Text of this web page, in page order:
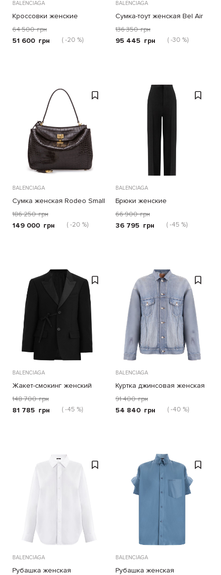
BALENCIAGA
Кроссовки женские
Gradient 3XL
64 500 грн
51 600 грн ( -20 %)
BALENCIAGA
Сумка-тоут женская Bel Air
136 350 грн
95 445 грн ( -30 %)
BALENCIAGA
Сумка женская Rodeo Small
186 250 грн
149 000 грн ( -20 %)
BALENCIAGA
Брюки женские
66 900 грн
36 795 грн ( -45 %)
BALENCIAGA
Жакет-смокинг женский
148 700 грн
81 785 грн ( -45 %)
BALENCIAGA
Куртка джинсовая женская
91 400 грн
54 840 грн ( -40 %)
BALENCIAGA
Рубашка женская
BALENCIAGA
Рубашка женская